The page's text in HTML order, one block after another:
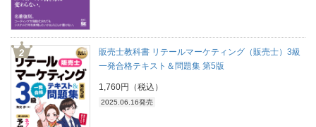
販売士教科書 リテールマーケティング（販売士）3級
一発合格テキスト＆問題集 第5版
1,760円（税込）
2025.06.16発売